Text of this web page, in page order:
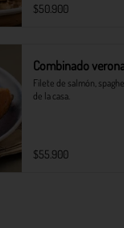
$50.900
Combinado
Filete de salmón,
de la casa.
$55.900